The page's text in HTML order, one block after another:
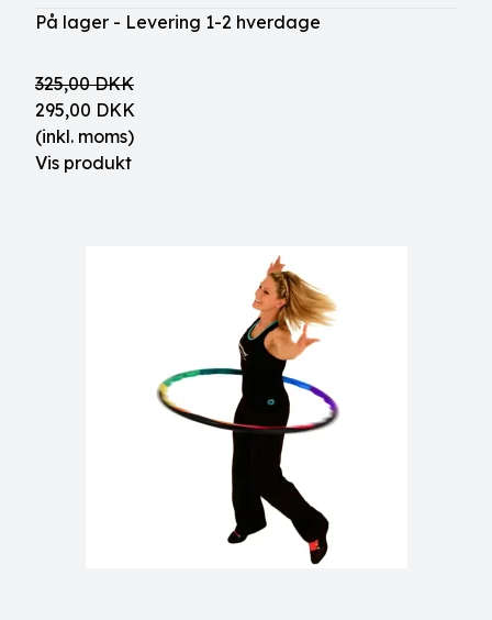
På lager - Levering 1-2 hverdage
325,00 DKK
295,00 DKK
(inkl. moms)
Vis produkt